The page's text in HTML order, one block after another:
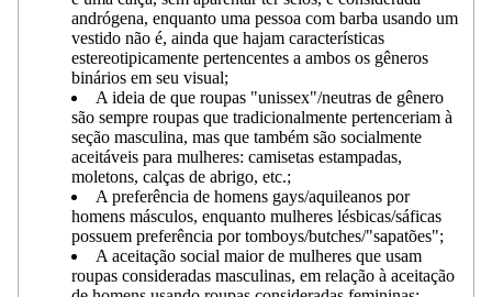
andrógena, enquanto uma pessoa com barba usando um
vestido não é, ainda que hajam características
estereotipicamente pertencentes a ambos os gêneros
binários em seu visual;
A ideia de que roupas "unissex"/neutras de gênero
são sempre roupas que tradicionalmente pertenceriam à
seção masculina, mas que também são socialmente
aceitáveis para mulheres: camisetas estampadas,
moletons, calças de abrigo, etc.;
A preferência de homens gays/aquileanos por
homens másculos, enquanto mulheres lésbicas/sáficas
possuem preferência por tomboys/butches/"sapatões";
A aceitação social maior de mulheres que usam
roupas consideradas masculinas, em relação à aceitação